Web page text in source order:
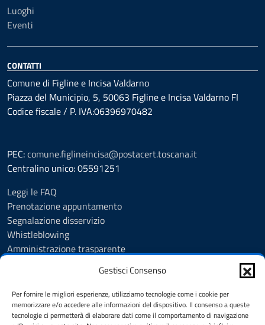
Gestisci Consenso
Per fornire le migliori esperienze, utilizziamo tecnologie come i cookie per
memorizzare e/o accedere alle informazioni del dispositivo. Il consenso a queste
tecnologie ci permetterà di elaborare dati come il comportamento di navigazione
Luoghi
Eventi
CONTATTI
Comune di Figline e Incisa Valdarno
Piazza del Municipio, 5, 50063 Figline e Incisa Valdarno FI
Codice fiscale / P. IVA:06396970482
PEC:comune.figlineincisa@postacert.toscana.it
Centralino unico: 05591251
Leggi le FAQ
Prenotazione appuntamento
Segnalazione disservizio
Whistleblowing
Amministrazione trasparente
Albo Pretorio
Cookie Policy
Informativa privacy